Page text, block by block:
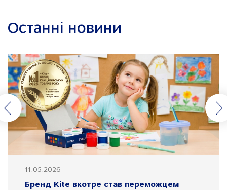
Останні новини
11.05.2026
Бренд Kite вкотре став переможцем